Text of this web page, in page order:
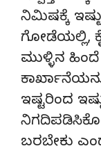
ನಿಮಿಷಕ್ಕೆ
ಗೋಡೆಯಲ್ಲಿ,
ಮುಳ್ಳಿನ
ಇಷ್ಟರಿಂದ
ಬರಬೇಕು